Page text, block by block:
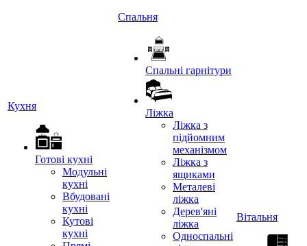
Кухня
Готові кухні
Модульні
кухні
Вбудовані
кухні
Кутові
кухні
Спальня
Спальні гарнітури
Ліжка
Ліжка з
підйомним
механізмом
Ліжка з
ящиками
Металеві
ліжка
Дерев'яні
ліжка
Односпальні
Вітальня